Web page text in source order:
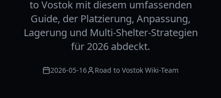
to Vostok mit diesem umfassenden
Guide, der Platzierung, Anpassung,
Lagerung und Multi-Shelter-Strategien
für 2026 abdeckt.
2026-05-16 Road to Vostok Wiki-Team